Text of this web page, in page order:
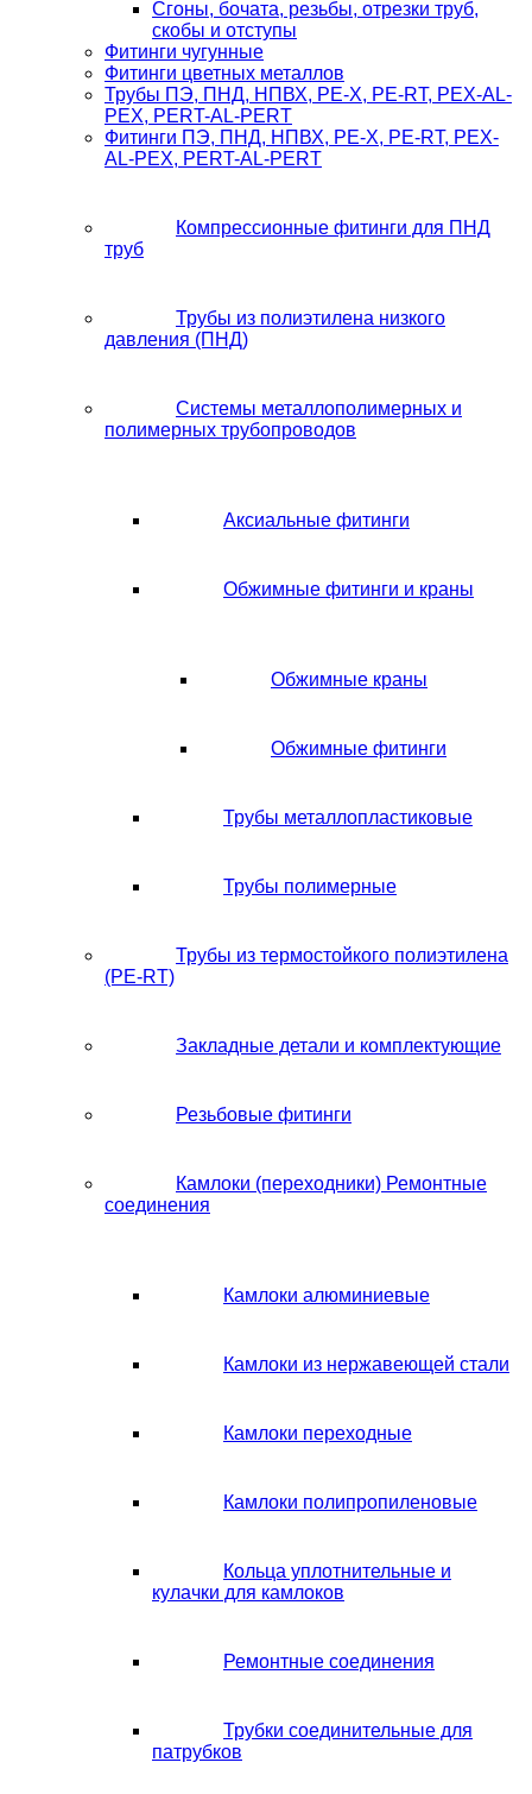
Сгоны, бочата, резьбы, отрезки труб,
скобы и отступы
Фитинги чугунные
Фитинги цветных металлов
Трубы ПЭ, ПНД, НПВХ, PE-X, PE-RT, PEX-AL-
PEX, PERT-AL-PERT
Фитинги ПЭ, ПНД, НПВХ, PE-X, PE-RT, PEX-
AL-PEX, PERT-AL-PERT
Компрессионные фитинги для ПНД
труб
Трубы из полиэтилена низкого
давления (ПНД)
Системы металлополимерных и
полимерных трубопроводов
Аксиальные фитинги
Обжимные фитинги и краны
Обжимные краны
Обжимные фитинги
Трубы металлопластиковые
Трубы полимерные
Трубы из термостойкого полиэтилена
(PE-RT)
Закладные детали и комплектующие
Резьбовые фитинги
Камлоки (переходники) Ремонтные
соединения
Камлоки алюминиевые
Камлоки из нержавеющей стали
Камлоки переходные
Камлоки полипропиленовые
Кольца уплотнительные и
кулачки для камлоков
Ремонтные соединения
Трубки соединительные для
патрубков